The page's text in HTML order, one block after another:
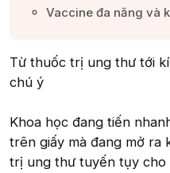
Vaccine đa năng và
Từ thuốc trị ung thư tới
chú ý
Khoa học đang tiến
trên giấy mà đang mở ra
trị ung thư tuyến tụy